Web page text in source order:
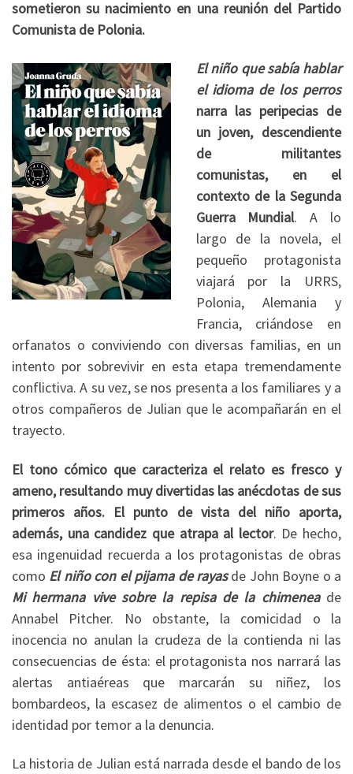
sometieron su nacimiento en una reunión del Partido
Comunista de Polonia.
El niño que sabía hablar
el idioma de los perros
narra las peripecias de
un joven, descendiente
de militantes
comunistas, en el
contexto de la Segunda
Guerra Mundial. A lo
largo de la novela, el
pequeño protagonista
viajará por la URRS,
Polonia, Alemania y
Francia, criándose en
orfanatos o conviviendo con diversas familias, en un
intento por sobrevivir en esta etapa tremendamente
conflictiva. A su vez, se nos presenta a los familiares y a
otros compañeros de Julian que le acompañarán en el
trayecto.
El tono cómico que caracteriza el relato es fresco y
ameno, resultando muy divertidas las anécdotas de sus
primeros años. El punto de vista del niño aporta,
además, una candidez que atrapa al lector. De hecho,
esa ingenuidad recuerda a los protagonistas de obras
como El niño con el pijama de rayasde John Boyne o a
Mi hermana vive sobre la repisa de la chimeneade
Annabel Pitcher. No obstante, la comicidad o la
inocencia no anulan la crudeza de la contienda ni las
consecuencias de ésta: el protagonista nos narrará las
alertas antiaéreas que marcarán su niñez, los
bombardeos, la escasez de alimentos o el cambio de
identidad por temor a la denuncia.
La historia de Julian está narrada desde el bando de los